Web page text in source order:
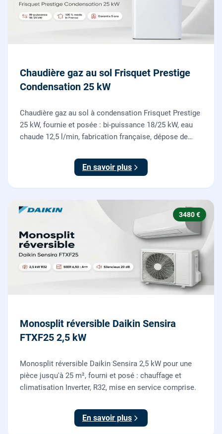
Chaudière gaz au sol Frisquet Prestige
Condensation 25 kW
Chaudière gaz au sol à condensation Frisquet Prestige
25 kW, fournie et posée : bi-puissance 18/25 kW, eau
chaude 12,5 l/min, fabrication française, dépose de
En savoir plus
3480 €
Monosplit réversible Daikin Sensira
FTXF25 2,5 kW
Monosplit réversible Daikin Sensira 2,5 kW pour une
pièce jusqu'à 25 m², fourni et posé : chauffage et
climatisation Inverter, R32, mise en service comprise.
En savoir plus